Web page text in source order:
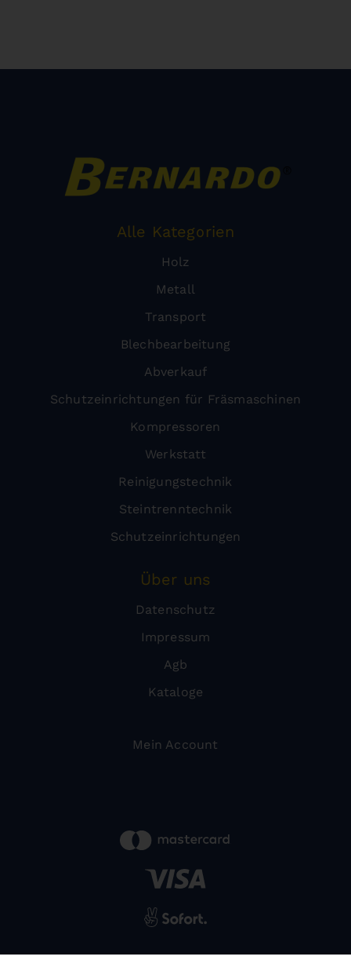
Alle Kategorien
Holz
Metall
Transport
Blechbearbeitung
Abverkauf
Schutzeinrichtungen für Fräsmaschinen
Kompressoren
Werkstatt
Reinigungstechnik
Steintrenntechnik
Schutzeinrichtungen
Über uns
Datenschutz
Impressum
Agb
Kataloge
Mein Account